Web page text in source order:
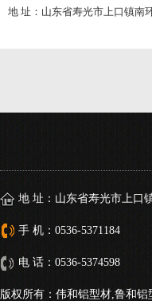
地 址：山东省寿光市上口镇南
地 址：山东省寿光市上口
手 机：0536-5371184
电 话：0536-5374598
版权所有：伟和铝型材,鲁和